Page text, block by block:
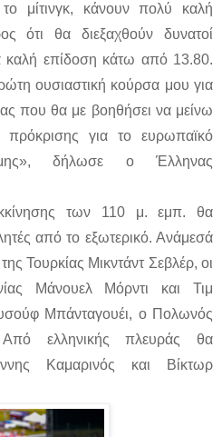
μίτινγκ, κάνουν πολύ καλή
ότι θα διεξαχθούν δυνατοί
επίδοση κάτω από 13.80.
ουσιαστική κούρσα μου για
που θα με βοηθήσει να μείνω
πρόκρισης για το ευρωπαϊκό
δήλωσε ο Έλληνας
των 110 μ. εμπ. θα
από το εξωτερικό. Ανάμεσά
Τουρκίας Μικντάντ Σεβλέρ, οι
Μάνουελ Μόρντι και Τιμ
Μπάνταγουέι, ο Πολωνός
ελληνικής πλευράς θα
Καμαρινός και Βίκτωρ